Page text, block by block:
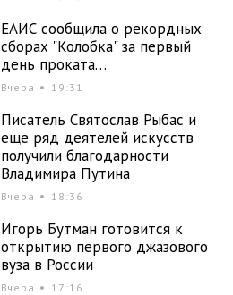
ЕАИС сообщила о рекордных
сборах "Колобка" за первый
день проката…
Вчера 19:31
Писатель Святослав Рыбас и
еще ряд деятелей искусств
получили благодарности
Владимира Путина
Вчера 18:36
Игорь Бутман готовится к
открытию первого джазового
вуза в России
Вчера 17:16